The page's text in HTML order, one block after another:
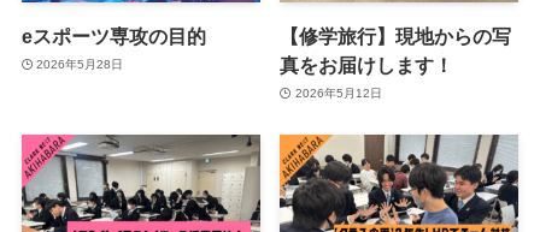
eスポーツ専攻の目的
2026年5月28日
【修学旅行】現地からの写
真をお届けします！
2026年5月12日